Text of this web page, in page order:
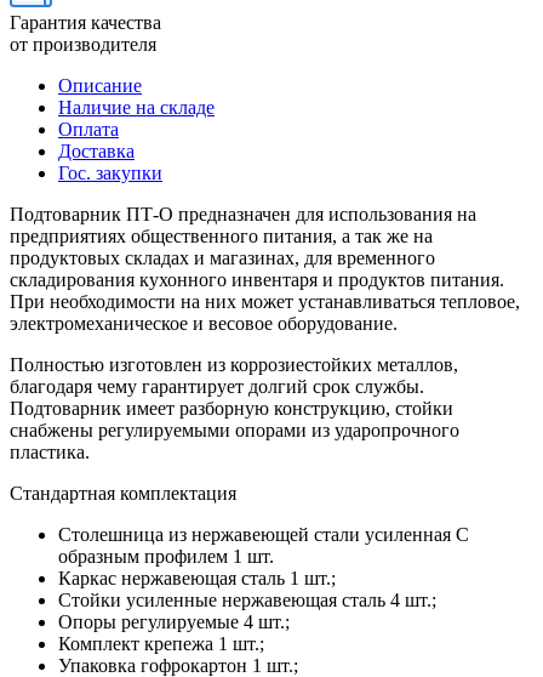
Гарантия качества
от производителя
Описание
Наличие на складе
Оплата
Доставка
Гос. закупки
Подтоварник ПТ-О предназначен для использования на
предприятиях общественного питания, а так же на
продуктовых складах и магазинах, для временного
складирования кухонного инвентаря и продуктов питания.
При необходимости на них может устанавливаться тепловое,
электромеханическое и весовое оборудование.
Полностью изготовлен из коррозиестойких металлов,
благодаря чему гарантирует долгий срок службы.
Подтоварник имеет разборную конструкцию, стойки
снабжены регулируемыми опорами из ударопрочного
пластика.
Стандартная комплектация
Столешница из нержавеющей стали усиленная С
образным профилем 1 шт.
Каркас нержавеющая сталь 1 шт.;
Стойки усиленные нержавеющая сталь 4 шт.;
Опоры регулируемые 4 шт.;
Комплект крепежа 1 шт.;
Упаковка гофрокартон 1 шт.;